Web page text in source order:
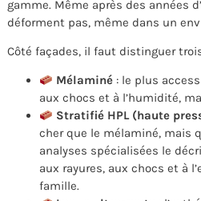
gamme. Même après des années
déforment pas, même dans un
Côté façades, il faut distinguer
Mélaminé : le plus
aux chocs et à l’humidité,
Stratifié HPL (haute
cher que le mélaminé, mais
analyses spécialisées le
aux rayures, aux chocs et à
famille.